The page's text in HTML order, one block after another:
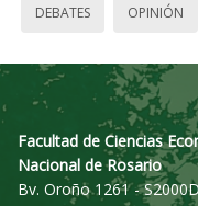
DEBATES OPINIÓN
Facultad de Ciencias
Nacional de Rosario
Bv. Oroño 1261 -